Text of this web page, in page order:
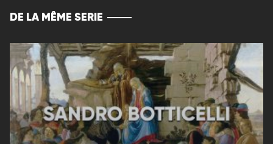
DE LA MÊME SERIE